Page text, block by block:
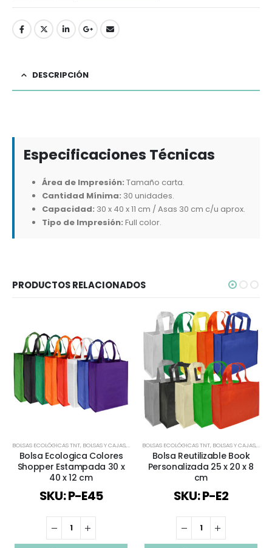
DESCRIPCIÓN
Especificaciones Técnicas
Área de Impresión: Tamaño carta.
Cantidad Mínima: 30 unidades.
Capacidad: 30 x 40 x 11 cm / Asas 30 cm c/u aprox.
Tipo de Impresión: Full color.
PRODUCTOS RELACIONADOS
BOLSAS ECOLÓGICAS TNT, BOLSAS Y CAJAS,TODOS
Bolsa Ecologica Colores
Shopper Estampada 30 x
40 x 12 cm
SKU: P-E45
BOLSAS ECOLÓGICAS TNT, BOLSAS Y CAJAS,
Bolsa Reutilizable Book
Personalizada 25 x 20 x 8
cm
SKU: P-E2